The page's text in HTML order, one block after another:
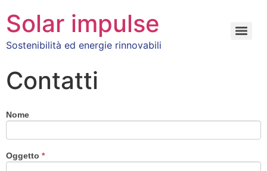
Solar impulse
Sostenibilità ed energie rinnovabili
Contatti
Nome
Oggetto *